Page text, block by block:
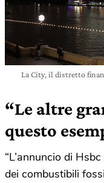
La City, il distretto
“Le altre
questo
“L’annuncio di
dei combustibili